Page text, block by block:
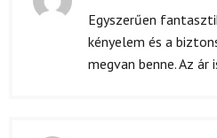
Egyszerűen
kényelem és a
megvan benne. Az